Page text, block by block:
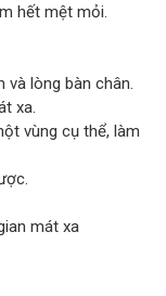
hết mệt mỏi.
và lòng bàn chân.
xa.
vùng cụ thể, làm
mát xa